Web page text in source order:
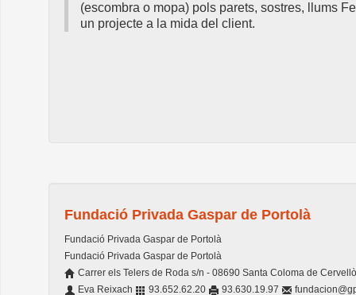
(escombra o mopa) pols parets, sostres, llums
un projecte a la mida del client.
Fundació Privada Gaspar de Portolà
Fundació Privada Gaspar de Portolà
Fundació Privada Gaspar de Portolà
Carrer els Telers de Roda s/n - 08690 Santa Coloma de
Eva Reixach
93.652.62.20 93.630.19.97